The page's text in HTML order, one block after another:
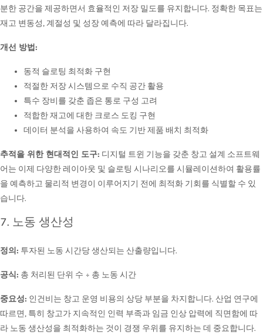
분한 공간을 제공하면서 효율적인 저장 밀도를 유지합니다. 정확한 목표는
재고 변동성, 계절성 및 성장 예측에 따라 달라집니다.
개선 방법:
동적 슬로팅 최적화 구현
적절한 저장 시스템으로 수직 공간 활용
특수 장비를 갖춘 좁은 통로 구성 고려
적합한 재고에 대한 크로스 도킹 구현
데이터 분석을 사용하여 속도 기반 제품 배치 최적화
추적을 위한 현대적인 도구: 디지털 트윈 기능을 갖춘 창고 설계 소프트웨
어는 이제 다양한 레이아웃 및 슬로팅 시나리오를 시뮬레이션하여 활용률
을 예측하고 물리적 변경이 이루어지기 전에 최적화 기회를 식별할 수 있
습니다.
7. 노동 생산성
정의: 투자된 노동 시간당 생산되는 산출량입니다.
공식: 총 처리된 단위 수 ÷ 총 노동 시간
중요성: 인건비는 창고 운영 비용의 상당 부분을 차지합니다. 산업 연구에
따르면, 특히 창고가 지속적인 인력 부족과 임금 인상 압력에 직면함에 따
라 노동 생산성을 최적화하는 것이 경쟁 우위를 유지하는 데 중요합니다.